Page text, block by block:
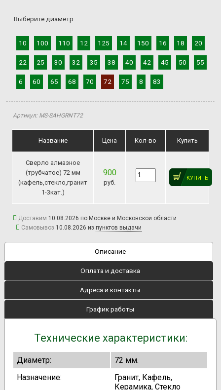
Выберите диаметр:
10 100 110 12 125 14 150 16 18 20
22 25 30 32 35 38 40 42 45 50 55
6 60 65 68 70 72 75 8 83
Артикул: MS-SAHGRNT72
Название Цена Кол-во Купить
Сверло алмазное
(трубчатое) 72 мм
(кафель,стекло,гранит
1-3кат.)
900
руб.
КУПИТЬ
Доставим 10.08.2026 по Москве и Московской области
Самовывоз 10.08.2026 из пунктов выдачи
Описание
Оплата и доставка
Адреса и контакты
График работы
Технические характеристики:
Диаметр:
72 мм.
Назначение:
Гранит, Кафель,
Керамика, Стекло